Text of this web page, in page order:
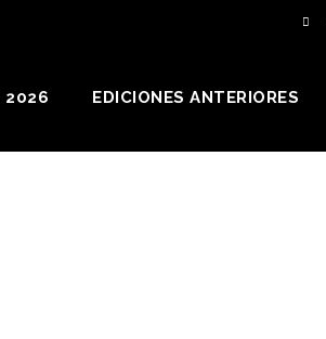
2026 EDICIONES ANTERIORES